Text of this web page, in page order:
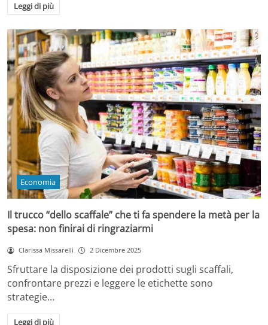
Leggi di più
Economia
Il trucco “dello scaffale” che ti fa spendere la metà per la
spesa: non finirai di ringraziarmi
Clarissa Missarelli 2 Dicembre 2025
Sfruttare la disposizione dei prodotti sugli scaffali,
confrontare prezzi e leggere le etichette sono
strategie…
Leggi di più